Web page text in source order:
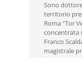
Sono
territorio
Roma “Tor
concentrata
Franco
magistrale